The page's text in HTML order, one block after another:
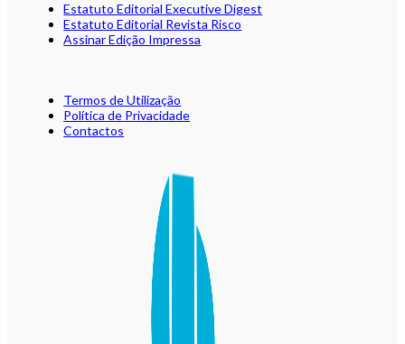
Estatuto Editorial Executive Digest
Estatuto Editorial Revista Risco
Assinar Edição Impressa
Termos de Utilização
Política de Privacidade
Contactos